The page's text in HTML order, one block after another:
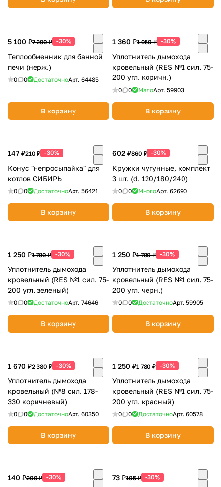
5 100 ₽7 290 ₽ -30%
Теплообменник для банной
печи (нерж.)
0 0 ДостаточноАрт. 64485
В корзину
1 360 ₽1 950 ₽ -30%
Уплотнитель дымохода
кровельный (RES №1 сил. 75-
200 угл. коричн.)
0 0 МалоАрт. 59903
В корзину
147 ₽210 ₽ -30%
Конус "непросыпайка" для
котлов СИБИРЬ
0 0 ДостаточноАрт. 56421
В корзину
602 ₽860 ₽ -30%
Кружки чугунные, комплект
3 шт. (d. 120/180/240)
0 0 МногоАрт. 62690
В корзину
1 250 ₽1 780 ₽ -30%
Уплотнитель дымохода
кровельный (RES №1 сил. 75-
200 угл. зеленый)
0 0 ДостаточноАрт. 74646
В корзину
1 250 ₽1 780 ₽ -30%
Уплотнитель дымохода
кровельный (RES №1 сил. 75-
200 угл. черн.)
0 0 ДостаточноАрт. 59905
В корзину
1 670 ₽2 380 ₽ -30%
Уплотнитель дымохода
кровельный (№8 сил. 178-
330 коричневый)
0 0 ДостаточноАрт. 60350
В корзину
1 250 ₽1 780 ₽ -30%
Уплотнитель дымохода
кровельный (RES №1 сил. 75-
200 угл. красный)
0 0 ДостаточноАрт. 60578
В корзину
140 ₽200 ₽ -30% 73 ₽105 ₽ -30%